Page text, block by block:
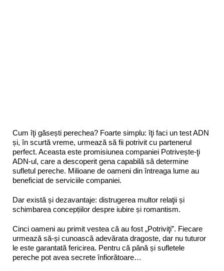
Cum îţi găsești perechea? Foarte simplu: îţi faci un test ADN
și, în scurtă vreme, urmează să fii potrivit cu partenerul
perfect. Aceasta este promisiunea companiei Potrivește-ţi
ADN-ul, care a descoperit gena capabilă să determine
sufletul pereche. Milioane de oameni din întreaga lume au
beneficiat de serviciile companiei.
Dar există și dezavantaje: distrugerea multor relaţii și
schimbarea concepțiilor despre iubire și romantism.
Cinci oameni au primit vestea că au fost „Potriviţi”. Fiecare
urmează să-și cunoască adevărata dragoste, dar nu tuturor
le este garantată fericirea. Pentru că până și sufletele
pereche pot avea secrete înfiorătoare…